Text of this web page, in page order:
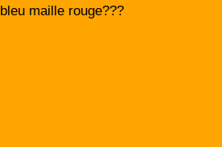
bleu maille rouge???